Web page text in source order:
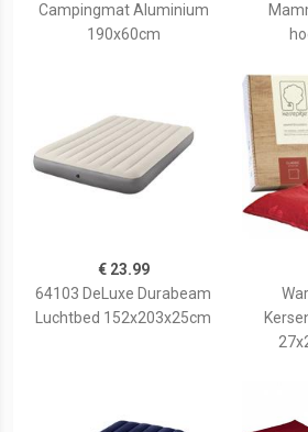
Campingmat Aluminium
190x60cm
€ 23.99
64103 DeLuxe Durabeam
Luchtbed 152x203x25cm